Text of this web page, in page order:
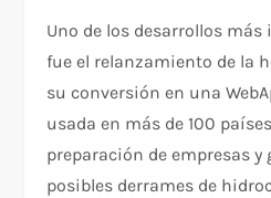
Uno de los desarrollos más
fue el relanzamiento de la
su conversión en una
usada en más de 100
preparación de empresas y
posibles derrames de